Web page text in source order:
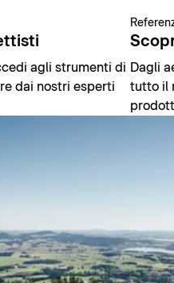
agli strumenti di
dai nostri esperti
Dagli
tutto il